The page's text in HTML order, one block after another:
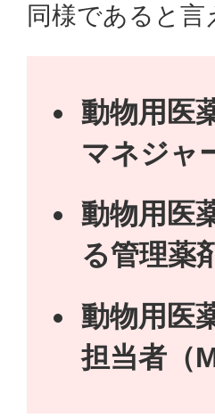
同様であると言
動物用医
マネジャ
動物用医
る管理薬
動物用医
担当者（